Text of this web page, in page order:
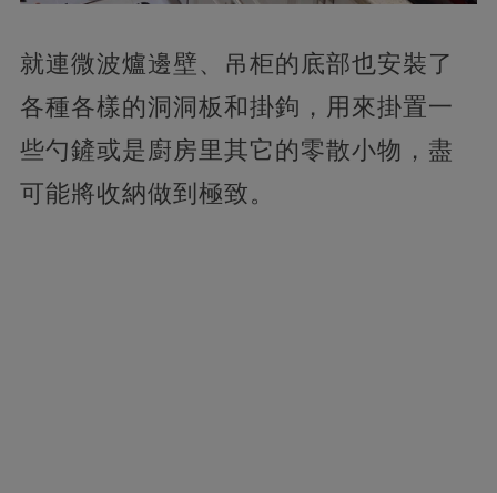
就連微波爐邊壁、吊柜的底部也安裝了
各種各樣的洞洞板和掛鉤，用來掛置一
些勺鏟或是廚房里其它的零散小物，盡
可能將收納做到極致。